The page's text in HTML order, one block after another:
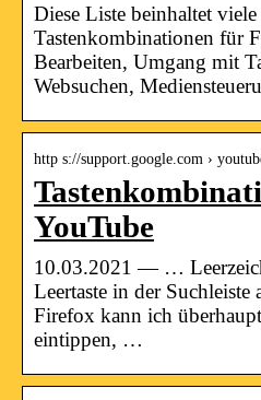
Diese Liste beinhaltet
Tastenkombinationen für
Bearbeiten, Umgang mit
Websuchen,
http s://support.google.com ›
YouTube
10.03.2021 — …
Leertaste in der
Firefox kann ich
eintippen, …